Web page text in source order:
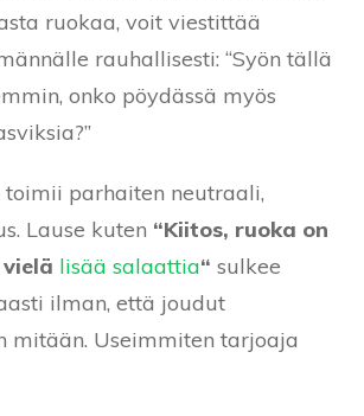
ruokaa, voit viestittää
rauhallisesti: “Syön tällä
onko pöydässä myös
toimii parhaiten neutraali,
Lause kuten “Kiitos, ruoka on
lisää salaattia“ sulkee
ilman, että joudut
mitään. Useimmiten tarjoaja